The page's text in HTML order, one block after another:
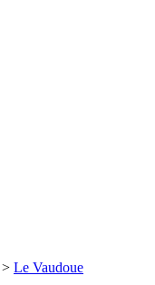
> Le Vaudoue